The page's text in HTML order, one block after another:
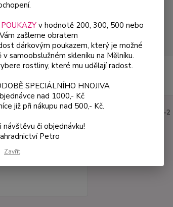
54 Kč
711-2
v hodnotě 200, 300, 500 nebo
zašleme obratem
dárkovým poukazem, který je možné
samoobslužném skleníku na Mělníku.
rostliny, které mu udělají radost.
SPECIÁLNÍHO HNOJIVA
nad 1000,- Kč
již při nákupu nad 500,- Kč.
návštěvu či objednávku!
Petro
Zavřít